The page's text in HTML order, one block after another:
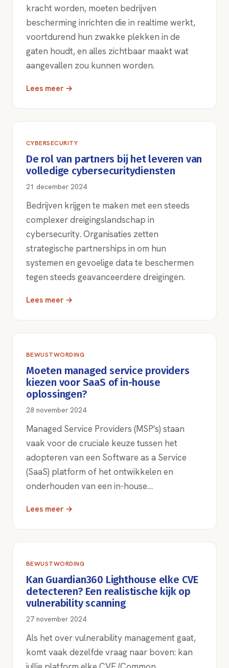
kracht worden, moeten bedrijven
bescherming inrichten die in realtime werkt,
voortdurend hun zwakke plekken in de
gaten houdt, en alles zichtbaar maakt wat
aangevallen zou kunnen worden.
Lees meer →
CYBERSECURITY
De rol van partners bij het leveren van
volledige cybersecuritydiensten
21 december 2024
Bedrijven krijgen te maken met een steeds
complexer dreigingslandschap in
cybersecurity. Organisaties zetten
strategische partnerships in om hun
systemen en gevoelige data te beschermen
tegen steeds geavanceerdere dreigingen.
Lees meer →
BEWUSTWORDING
Moeten managed service providers
kiezen voor SaaS of in-house
oplossingen?
28 november 2024
Managed Service Providers (MSP's) staan
vaak voor de cruciale keuze tussen het
adopteren van een Software as a Service
(SaaS) platform of het ontwikkelen en
onderhouden van een in-house…
Lees meer →
BEWUSTWORDING
Kan Guardian360 Lighthouse elke CVE
detecteren? Een realistische kijk op
vulnerability scanning
27 november 2024
Als het over vulnerability management gaat,
komt vaak dezelfde vraag naar boven: kan